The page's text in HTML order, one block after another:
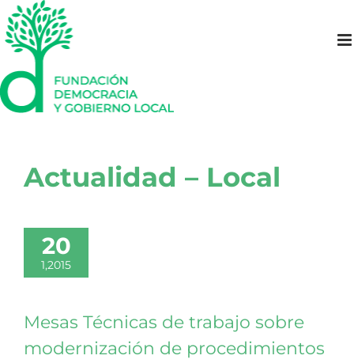
Saltar
al
contenido
Actualidad – Local
20
1,2015
Mesas Técnicas de trabajo sobre
modernización de procedimientos